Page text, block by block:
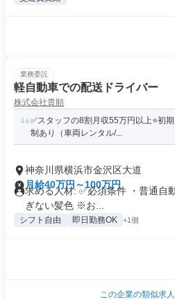
業務委託
軽自動車での配送ドライバー
株式会社貴順
✅スタッフの8割月収55万円以上⭐️初
制あり（車両レンタル/...
神奈川県横浜市金沢区大道
月給40万円～100万円
求める人材: ✅️必須条件 ・普通自
ぎない髪色 ※お...
シフト自由 即日勤務OK +1個
この企業の類似求